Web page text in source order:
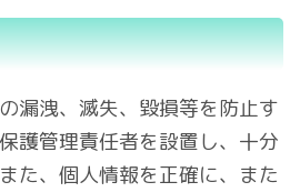
漏洩、滅失、毀損等を防止す
護管理責任者を設置し、十分
た、個人情報を正確に、また